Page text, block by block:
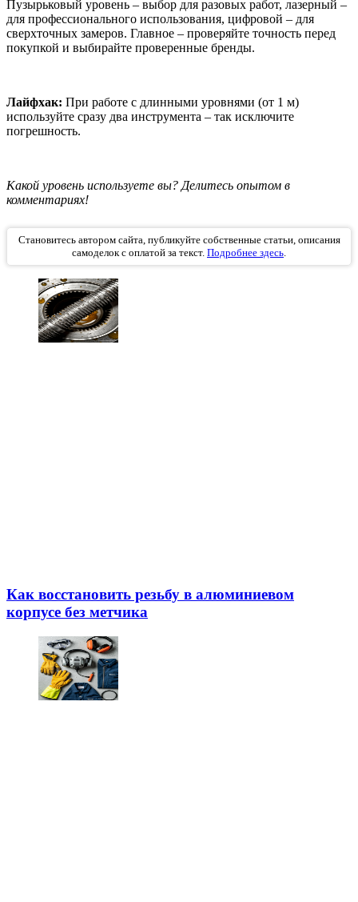
Пузырьковый уровень – выбор для разовых работ, лазерный –
для профессионального использования, цифровой – для
сверхточных замеров. Главное – проверяйте точность перед
покупкой и выбирайте проверенные бренды.
Лайфхак: При работе с длинными уровнями (от 1 м)
используйте сразу два инструмента – так исключите
погрешность.
Какой уровень используете вы? Делитесь опытом в
комментариях!
Становитесь автором сайта, публикуйте собственные статьи, описания
самоделок с оплатой за текст. Подробнее здесь
Как восстановить резьбу в алюминиевом
корпусе без метчика